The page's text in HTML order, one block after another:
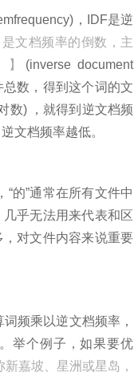
，IDF是逆
文档频率的倒数，主
】 (inverse document
数，得到这个词的文
数) ，就得到逆文档频
文档频率越低。
的”通常在所有文件中
乎无法用来代表和区
，对文件内容来说重要
频乘以逆文档频率，
举个例子，如果要优
嘉坡、星洲或星岛，